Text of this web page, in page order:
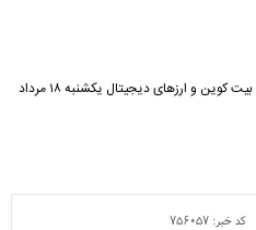
قیمت بیت کوین و ارز‌های دیجیتال یکشنبه ۱۸ مرداد
کد خبر: ۷۵۶۰۵۷